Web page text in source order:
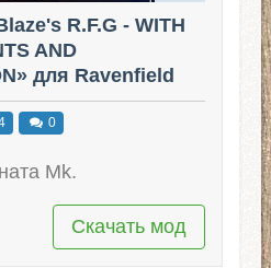
R.F.G - WITH
AND
для Ravenfield
0
Mk.
Скачать мод